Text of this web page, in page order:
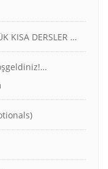
KISA DERSLER …